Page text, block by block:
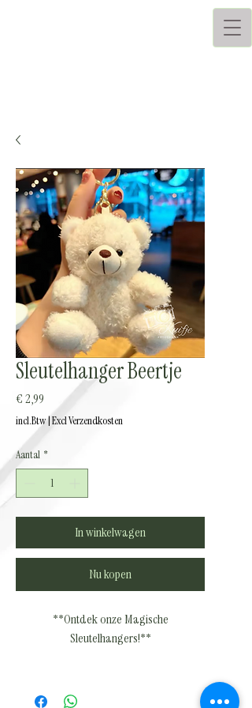
Sleutelhanger Beertje
€ 2,99
incl.Btw|Excl Verzendkosten
Aantal *
In winkelwagen
Nu kopen
**Ontdek onze Magische
Sleutelhangers!**
onze sleutelhangers, speciaal ontworpen